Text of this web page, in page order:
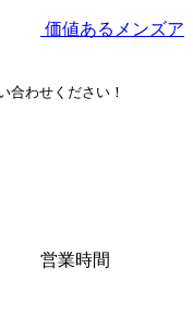
価値あるメンズア
合わせください！
営業時間